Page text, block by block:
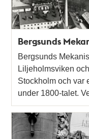
Bergsunds
Bergsunds
Liljeholmsviken
Stockholm och var
under 1800-talet.